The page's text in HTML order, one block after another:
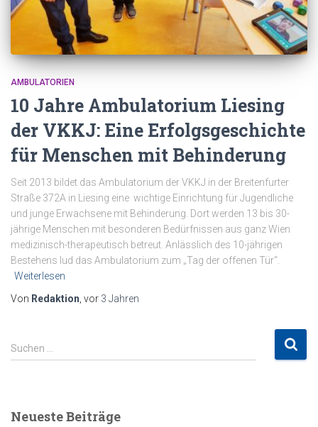
AMBULATORIEN
10 Jahre Ambulatorium Liesing
der VKKJ: Eine Erfolgsgeschichte
für Menschen mit Behinderung
Seit 2013 bildet das Ambulatorium der VKKJ in der Breitenfurter
Straße 372A in Liesing eine wichtige Einrichtung für Jugendliche
und junge Erwachsene mit Behinderung. Dort werden 13 bis 30-
jährige Menschen mit besonderen Bedürfnissen aus ganz Wien
medizinisch-therapeutisch betreut. Anlässlich des 10-jährigen
Bestehens lud das Ambulatorium zum „Tag der offenen Tür“.
Weiterlesen
Von Redaktion , vor 3 Jahren
S
u
n
Suchen …
Neueste Beiträge